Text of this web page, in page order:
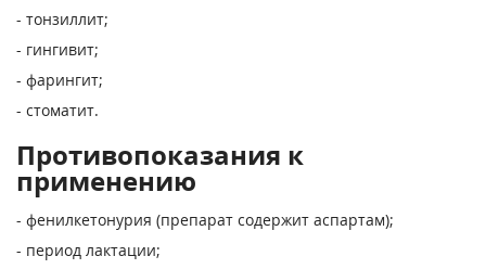
- тонзиллит;
- гингивит;
- фарингит;
- стоматит.
Противопоказания к
применению
- фенилкетонурия (препарат содержит аспартам);
- период лактации;